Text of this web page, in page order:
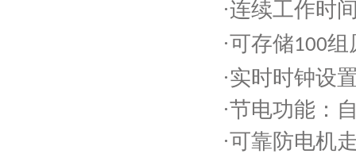
·连续工作时
·可存储100组
·实时时钟设
·节电功能：
·可靠防电机